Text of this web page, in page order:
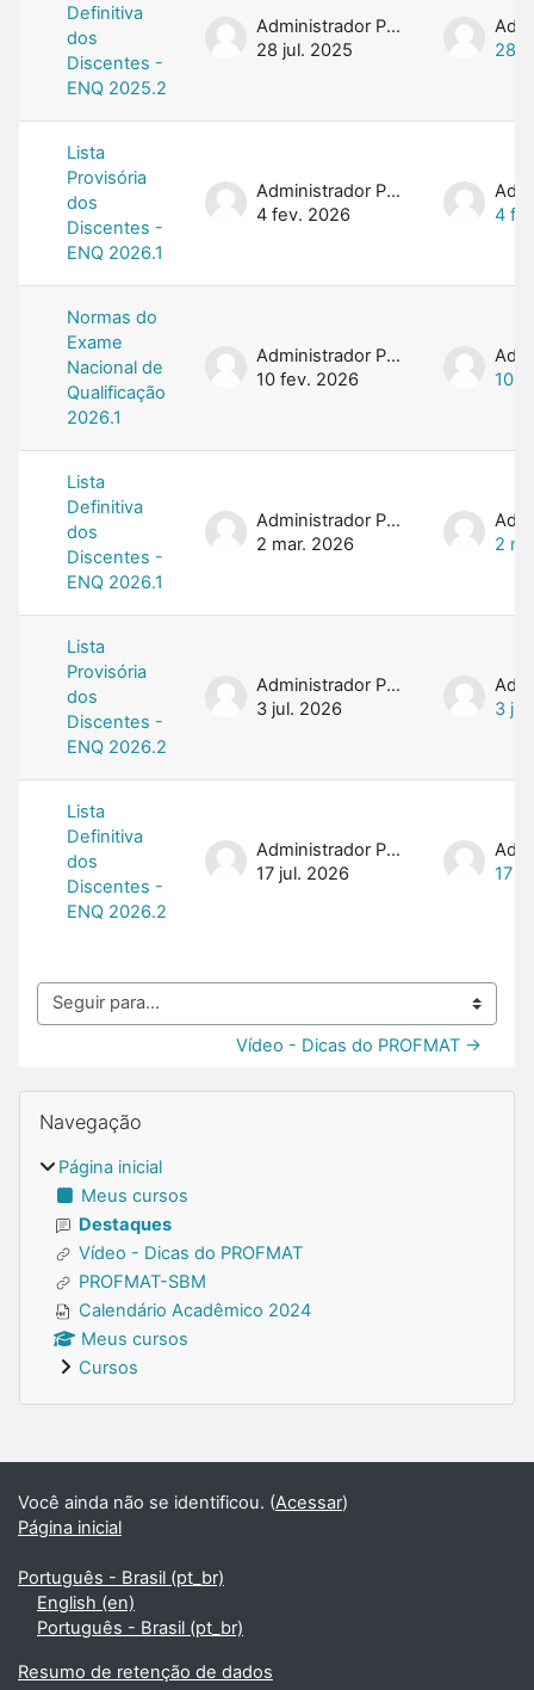
Definitiva
dos
Discentes -
ENQ 2025.2
Administrador PROFMAT
28 jul. 2025
28
Lista
Provisória
dos
Discentes -
ENQ 2026.1
Administrador PROFMAT
4 fev. 2026
4
Normas do
Exame
Nacional de
Qualificação
2026.1
Administrador PROFMAT
10 fev. 2026
10
Lista
Definitiva
dos
Discentes -
ENQ 2026.1
Administrador PROFMAT
2 mar. 2026
2
Lista
Provisória
dos
Discentes -
ENQ 2026.2
Administrador PROFMAT
3 jul. 2026
3
Lista
Definitiva
dos
Discentes -
ENQ 2026.2
Administrador PROFMAT
17 jul. 2026
17
Seguir para...
Vídeo - Dicas do PROFMAT →
Blocos
Navegação
Página inicial
Meus cursos
Destaques
Vídeo - Dicas do PROFMAT
PROFMAT-SBM
Calendário Acadêmico 2024
Meus cursos
Cursos
Blocos suplementares
Você ainda não se identificou. (Acessar)
Página inicial
Português - Brasil ‎(pt_br)‎
English ‎(en)‎
Português - Brasil ‎(pt_br)‎
Resumo de retenção de dados